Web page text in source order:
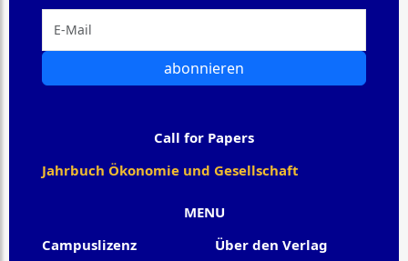
MENU
Campuslizenz
Über den Verlag
abonnieren
Call for Papers
Jahrbuch Ökonomie und Gesellschaft